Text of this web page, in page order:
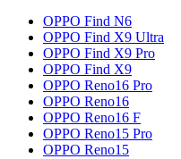
OPPO Find N6
OPPO Find X9 Ultra
OPPO Find X9 Pro
OPPO Find X9
OPPO Reno16 Pro
OPPO Reno16
OPPO Reno16 F
OPPO Reno15 Pro
OPPO Reno15